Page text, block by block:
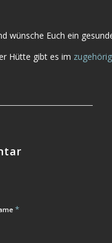
wünsche Euch ein
Hütte gibt es im
*